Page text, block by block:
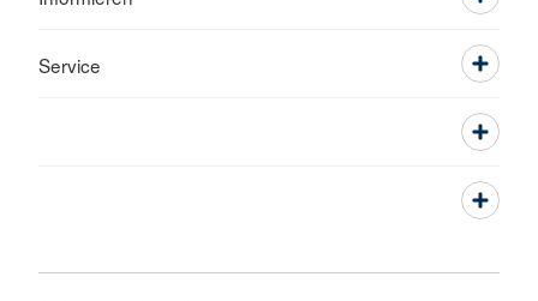
Service